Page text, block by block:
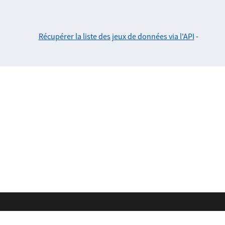
Récupérer la liste des jeux de données via l'API -